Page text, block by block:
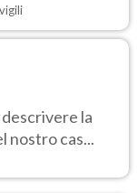
la
nostro cas...